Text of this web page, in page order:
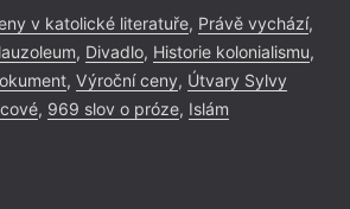
v katolické literatuře, Právě vychází,
, Divadlo, Historie kolonialismu,
, Výroční ceny, Útvary Sylvy
, 969 slov o próze, Islám